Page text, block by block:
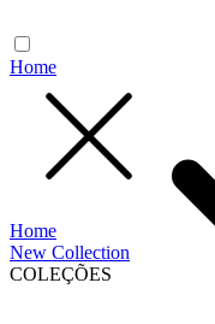
Home
New Collection
COLEÇÕES
Home